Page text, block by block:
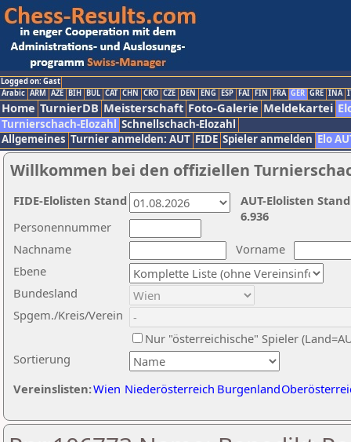
Logged on: Gast
Arabic ARM AZE BIH BUL CAT CHN CRO CZE DEN ENG ESP FAI FIN FRA GER GRE INA
Home TurnierDB Meisterschaft Foto-Galerie Meldekartei
Turnierschach-Elozahl Schnellschach-Elozahl
Allgemeines Turnier anmelden: AUT FIDE Spieler anmelden Elo
Willkommen bei den offiziellen
Nachname
Vorname
Ebene
Sortierung
Personennummer
Bundesland
Spgem./Kreis/Verein
Nur "österreichische" Spieler
Vereinslisten:Wien Niederösterreich Burgenland
AUT-Elolisten
6.936
FIDE-Elolisten Stand